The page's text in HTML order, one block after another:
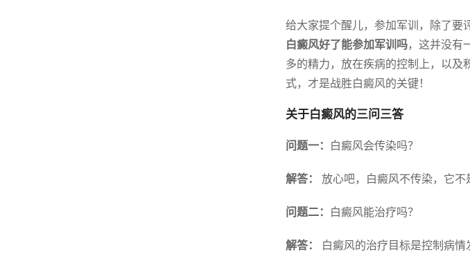
给大家提个醒儿，参加军训，除了要
白癜风好了能参加军训吗，这并没有
多的精力，放在疾病的控制上，以及
式，才是战胜白癜风的关键！
关于白癜风的三问三答
问题一： 白癜风会传染吗？
解答： 放心吧，白癜风不传染，它不
问题二： 白癜风能治疗吗？
解答： 白癜风的治疗目标是控制病